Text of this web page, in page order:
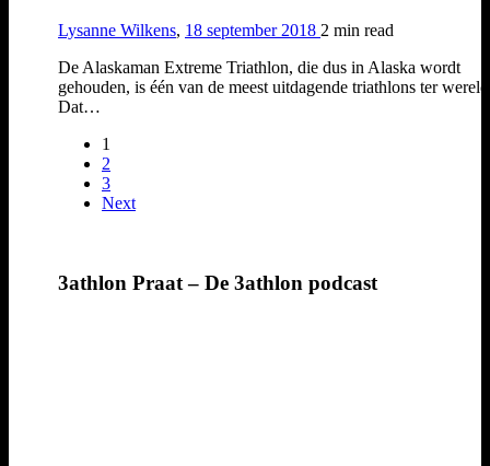
Lysanne Wilkens, 18 september 2018 2 min read
De Alaskaman Extreme Triathlon, die dus in Alaska wordt
gehouden, is één van de meest uitdagende triathlons ter
Dat…
1
2
3
Next
3athlon Praat – De 3athlon podcast